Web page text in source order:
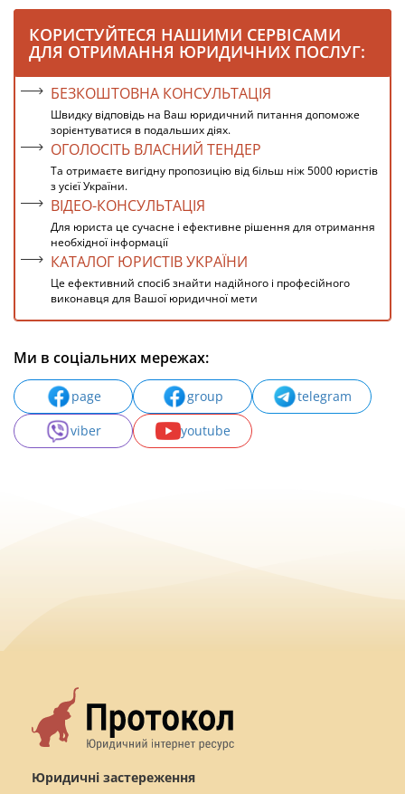
КОРИСТУЙТЕСЯ НАШИМИ СЕРВІСАМИ
ДЛЯ ОТРИМАННЯ ЮРИДИЧНИХ ПОСЛУГ:
БЕЗКОШТОВНА КОНСУЛЬТАЦІЯ
Швидку відповідь на Ваш юридичний питання допоможе
зорієнтуватися в подальших діях.
ОГОЛОСІТЬ ВЛАСНИЙ ТЕНДЕР
Та отримаєте вигідну пропозицію від більш ніж 5000 юристів
з усієї України.
ВІДЕО-КОНСУЛЬТАЦІЯ
Для юриста це сучасне і ефективне рішення для отримання
необхідної інформації
КАТАЛОГ ЮРИСТІВ УКРАЇНИ
Це ефективний спосіб знайти надійного і професійного
виконавця для Вашої юридичної мети
Ми в соціальних мережах:
page group
telegram
viber
youtube
Юридичні застереження